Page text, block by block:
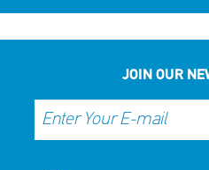
JOIN OUR